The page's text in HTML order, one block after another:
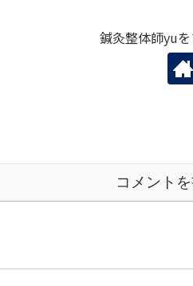
鍼灸整体師yu
コメント